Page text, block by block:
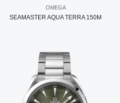
OMEGA
SEAMASTER AQUA TERRA 150M